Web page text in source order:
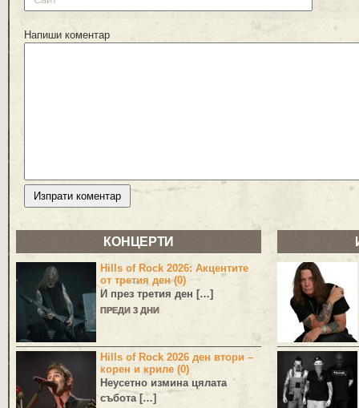
Напиши коментар
КОНЦЕРТИ
Hills of Rock 2026: Акцентите
от третия ден (0)
И през третия ден […]
ПРЕДИ 3 ДНИ
Hills of Rock 2026 ден втори –
корен и криле (0)
Неусетно измина цялата
събота […]